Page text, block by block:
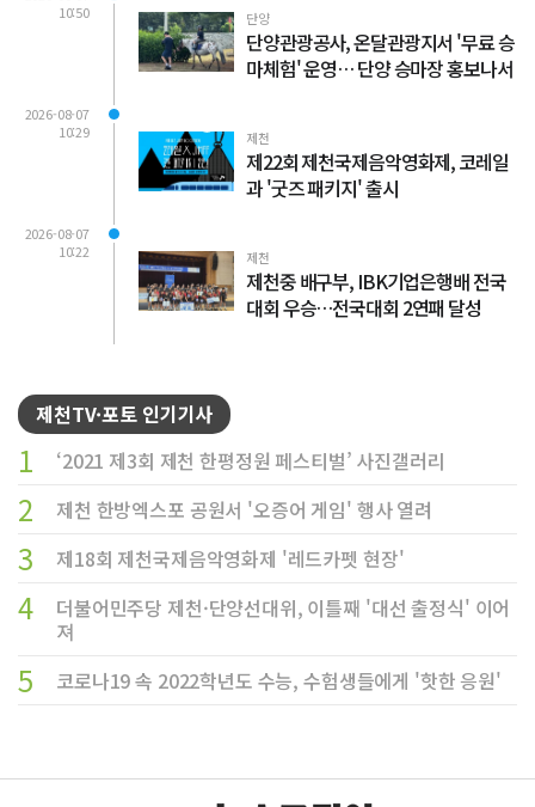
10:50
단양
단양관광공사, 온달관광지서 '무료 승
마체험' 운영… 단양 승마장 홍보나서
2026-08-07
10:29
제천
제22회 제천국제음악영화제, 코레일
과 '굿즈 패키지' 출시
2026-08-07
10:22
제천
제천중 배구부, IBK기업은행배 전국
대회 우승…전국대회 2연패 달성
제천TV·포토 인기기사
1 ‘2021 제3회 제천 한평정원 페스티벌’ 사진갤러리
2 제천 한방엑스포 공원서 '오증어 게임' 행사 열려
3 제18회 제천국제음악영화제 '레드카펫 현장'
4
더불어민주당 제천·단양선대위, 이틀째 '대선 출정식' 이어
져
5 코로나19 속 2022학년도 수능, 수험생들에게 '핫한 응원'